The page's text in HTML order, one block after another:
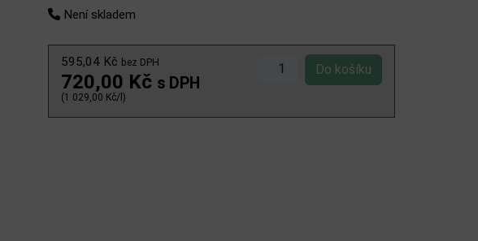
Není skladem
595,04 Kč bez DPH
720,00 Kč s DPH
(1 029,00 Kč/l)